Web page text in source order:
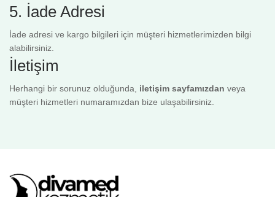
5. İade Adresi
İade adresi ve kargo bilgileri için müşteri hizmetlerimizden bilgi
alabilirsiniz.
İletişim
Herhangi bir sorunuz olduğunda, iletişim sayfamızdan veya
müşteri hizmetleri numaramızdan bize ulaşabilirsiniz.